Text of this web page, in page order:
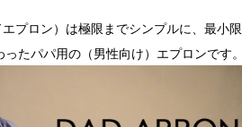
プロン）は極限までシンプルに、最小限
ったパパ用の（男性向け）エプロンです。